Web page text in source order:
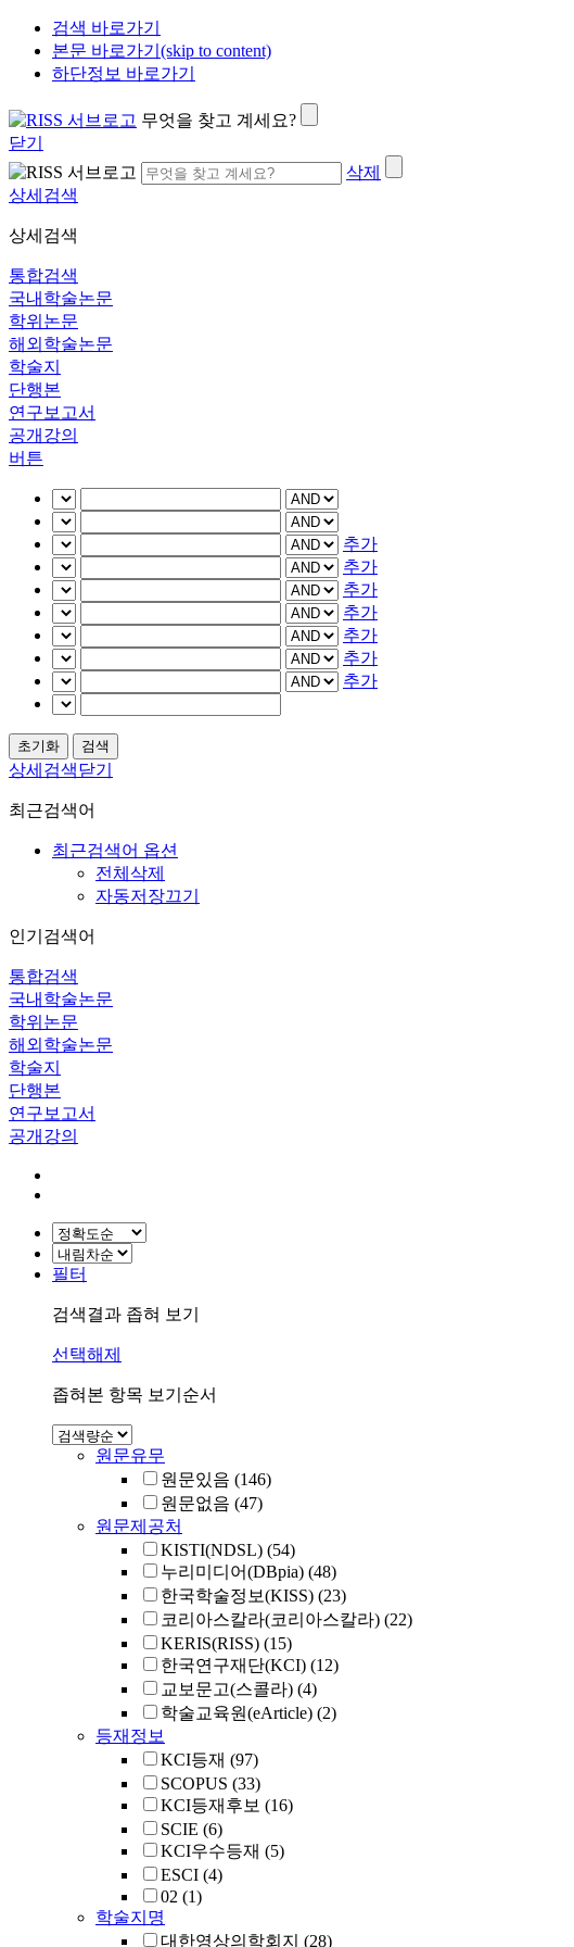
검색 바로가기
본문 바로가기(skip to content)
하단정보 바로가기
무엇을 찾고 계세요?
닫기
삭제
상세검색
상세검색
통합검색
국내학술논문
학위논문
해외학술논문
학술지
단행본
연구보고서
공개강의
버튼
추가
추가
추가
추가
추가
추가
추가
상세검색닫기
최근검색어
최근검색어 옵션
전체삭제
자동저장끄기
인기검색어
통합검색
국내학술논문
학위논문
해외학술논문
학술지
단행본
연구보고서
공개강의
필터
검색결과 좁혀 보기
선택해제
좁혀본 항목 보기순서
원문유무
원문있음 (146)
원문없음 (47)
원문제공처
KISTI(NDSL) (54)
누리미디어(DBpia) (48)
한국학술정보(KISS) (23)
코리아스칼라(코리아스칼라) (22)
KERIS(RISS) (15)
한국연구재단(KCI) (12)
교보문고(스콜라) (4)
학술교육원(eArticle) (2)
등재정보
KCI등재 (97)
SCOPUS (33)
KCI등재후보 (16)
SCIE (6)
KCI우수등재 (5)
ESCI (4)
02 (1)
학술지명
대한영상의학회지 (28)